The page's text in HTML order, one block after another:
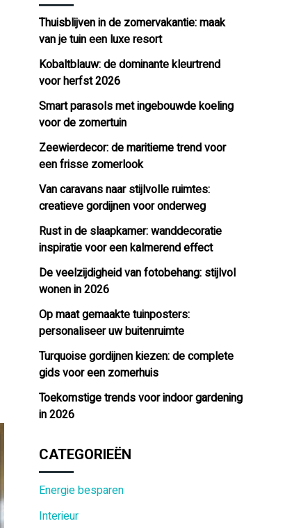
Thuisblijven in de zomervakantie: maak
van je tuin een luxe resort
Kobaltblauw: de dominante kleurtrend
voor herfst 2026
Smart parasols met ingebouwde koeling
voor de zomertuin
Zeewierdecor: de maritieme trend voor
een frisse zomerlook
Van caravans naar stijlvolle ruimtes:
creatieve gordijnen voor onderweg
Rust in de slaapkamer: wanddecoratie
inspiratie voor een kalmerend effect
De veelzijdigheid van fotobehang: stijlvol
wonen in 2026
Op maat gemaakte tuinposters:
personaliseer uw buitenruimte
Turquoise gordijnen kiezen: de complete
gids voor een zomerhuis
Toekomstige trends voor indoor gardening
in 2026
CATEGORIEËN
Energie besparen
Interieur